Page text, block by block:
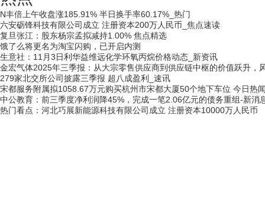
N丰倍上午收盘涨185.91% 半日换手率60.17%_热门
六安砺锋科技有限公司成立 注册资本200万人民币_焦点速读
复旦张江：股东杨宗孟拟减持1.00% 焦点精选
饿了么将更名为淘宝闪购，已开启内测
生意社：11月3日利华益维远化学环氧丙烷价格动态_新资讯
金宏气体2025年三季报：从大宗零售供应商到供应链中枢的价值跃升，
279家北交所公司披露三季报 超八成盈利_速讯
宋都服务附属拟1058.67万元购买杭州市宋都大厦50个地下车位 今日热
中公教育：前三季度净利润降45%，完成一笔2.06亿元的债务重组-新消
热门看点：河北巧展新能源科技有限公司成立 注册资本10000万人民币